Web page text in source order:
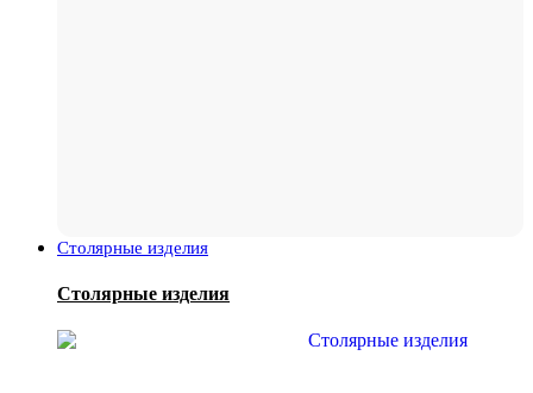
Столярные изделия
Столярные изделия